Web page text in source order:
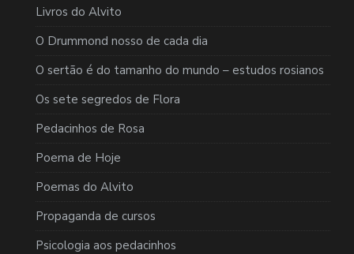
Livros do Alvito
O Drummond nosso de cada dia
O sertão é do tamanho do mundo – estudos rosianos
Os sete segredos de Flora
Pedacinhos de Rosa
Poema de Hoje
Poemas do Alvito
Propaganda de cursos
Psicologia aos pedacinhos